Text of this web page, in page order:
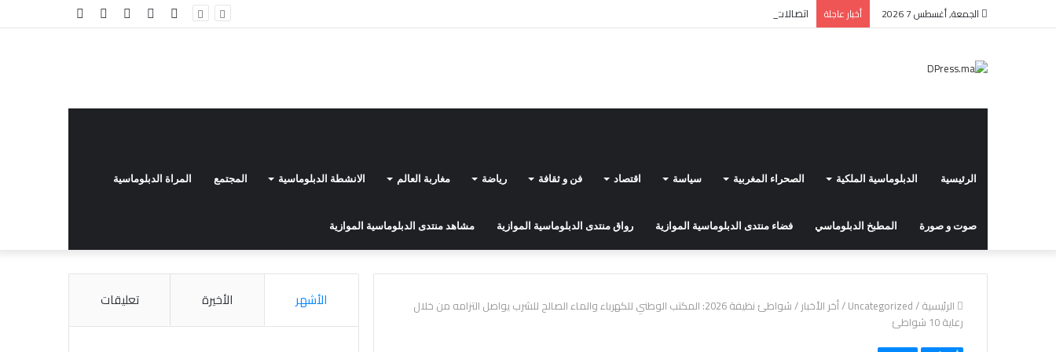
الجمعة, أغسطس 7 2026 أخبار عاجلة اتصالات: الاتحاد الأوروبي يسرع وتيرة نشر شبكة أقماره الاصطناعية “إيريس2” انستقرام يوتيوب تويتر فيسبوك
الرئيسية الدبلوماسية الملكية الصحراء المغربية سياسة اقتصاد فن و ثقافة رياضة مغاربة العالم الانشطة الدبلوماسية المجتمع المراة الدبلوماسية
صوت و صورة المطبخ الدبلوماسي فضاء منتدى الدبلوماسية الموازية رواق منتدى الدبلوماسية الموازية مشاهد منتدى الدبلوماسية الموازية
الرئيسية/
Uncategorized
/أخر الأخبار/
شواطئ نظيفة 2026: المكتب الوطني للكهرباء والماء الصالح للشرب يواصل التزامه من خلال
رعاية 10 شواطئ
الأشهر الأخيرة تعليقات